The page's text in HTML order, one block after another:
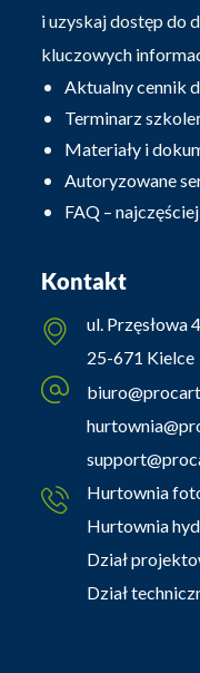
i uzyskaj dostęp do
kluczowych
Aktualny cennik
Terminarz
Materiały i
Autoryzowane
FAQ –
Kontakt
ul. Przęsłowa 4
25-671 Kielce
Hurtownia
Hurtownia
Dział
Dział